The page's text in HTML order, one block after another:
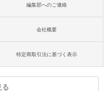
編集部へのご連絡
会社概要
特定商取引法に基づく表示
る